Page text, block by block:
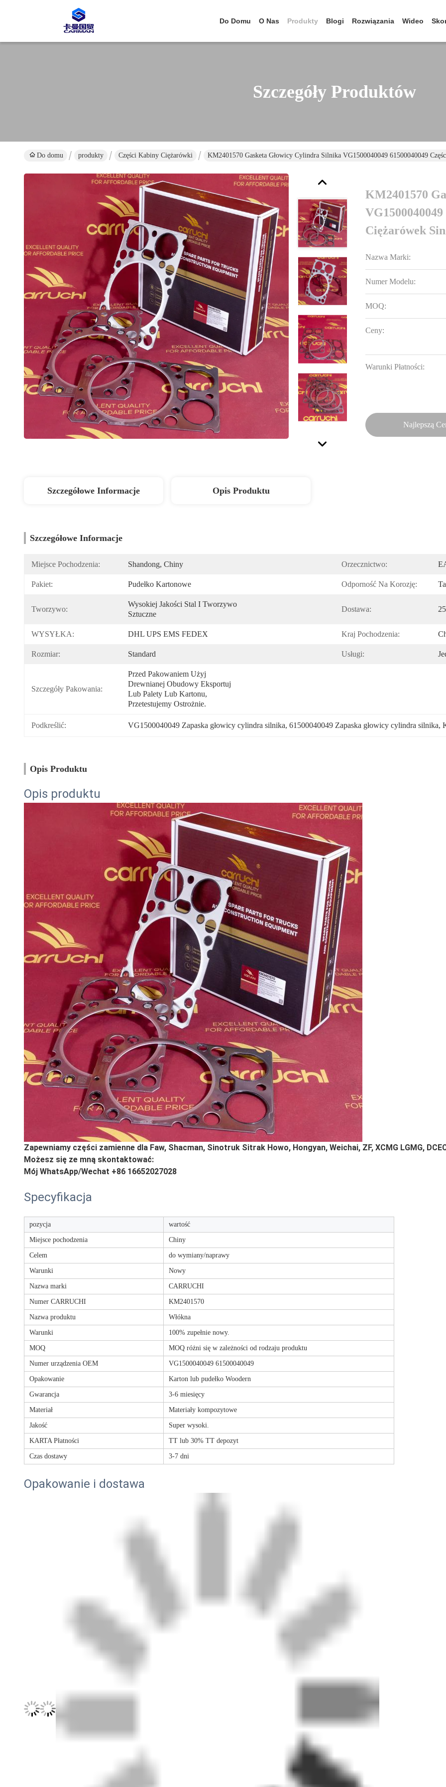
Do Domu O Nas Produkty Blogi Rozwiązania Wideo
Szczegóły Produktów
Do domu produkty Części Kabiny Ciężarówki KM2401570 Gasketa Głowicy Cylindra Silnika VG1500040049 61500040049
KM2401570
Ciężarówek
Nazwa Marki:
Numer Modelu:
MOQ:
Ceny:
Warunki Płatności:
Najlepszą
Szczegółowe Informacje Opis Produktu
Szczegółowe Informacje
Miejsce Pochodzenia: Shandong, Chiny Orzecznictwo:
Pakiet: Pudełko Kartonowe Odporność Na Korozję:
Tworzywo:
Wysokiej Jakości Stal I Tworzywo
Sztuczne
Dostawa:
WYSYŁKA: DHL UPS EMS FEDEX Kraj Pochodzenia:
Rozmiar: Standard Usługi:
Szczegóły Pakowania:
Przed Pakowaniem Użyj
Drewnianej Obudowy Eksportuj
Lub Palety Lub Kartonu,
Przetestujemy Ostrożnie.
Podkreślić: VG1500040049 Zapaska głowicy cylindra silnika, 61500040049 Zapaska głowicy cylindra silnika,
Opis Produktu
Opis produktu
Zapewniamy części zamienne dla Faw, Shacman, Sinotruk Sitrak Howo, Hongyan, Weichai, ZF, XCMG LGMG,
Możesz się ze mną skontaktować:
Mój WhatsApp/Wechat +86 16652027028
Specyfikacja
pozycja wartość
Miejsce pochodzenia Chiny
Celem do wymiany/naprawy
Warunki Nowy
Nazwa marki CARRUCHI
Numer CARRUCHI KM2401570
Nazwa produktu Włókna
Warunki 100% zupełnie nowy.
MOQ MOQ różni się w zależności od rodzaju produktu
Numer urządzenia OEM VG1500040049 61500040049
Opakowanie Karton lub pudełko Woodern
Gwarancja 3-6 miesięcy
Materiał Materiały kompozytowe
Jakość Super wysoki.
KARTA Płatności TT lub 30% TT depozyt
Czas dostawy 3-7 dni
Opakowanie i dostawa